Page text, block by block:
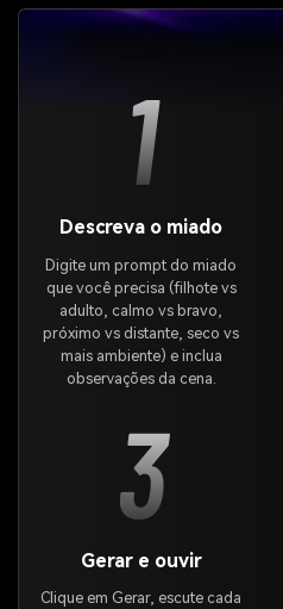
1
Descreva o miado
Digite um prompt do miado
que você precisa (filhote vs
adulto, calmo vs bravo,
próximo vs distante, seco vs
mais ambiente) e inclua
observações da cena.
3
Gerar e ouvir
Clique em Gerar, escute cada